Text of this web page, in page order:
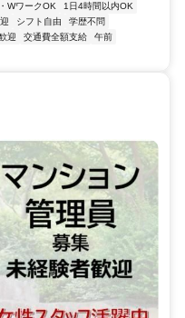
WワークOK
1日4時間以内OK
シフト自由
学歴不問
迎 交通費全額支給
午前